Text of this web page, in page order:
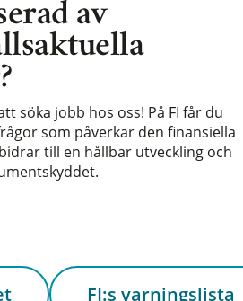
av
söka jobb hos oss! På FI får du
som påverkar den finansiella
till en hållbar utveckling och
FI:s varningslista